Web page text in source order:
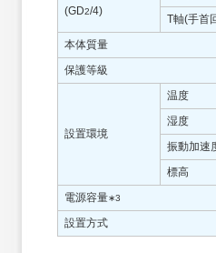
(GD2/4)
T軸(手首
本体質量
保護等級
設置環境
温度
湿度
振動加速
標高
電源容量∗3
設置方式